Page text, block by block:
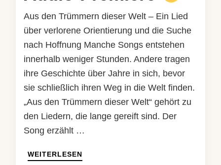
Aus den Trümmern dieser Welt – Ein Lied
über verlorene Orientierung und die Suche
nach Hoffnung Manche Songs entstehen
innerhalb weniger Stunden. Andere tragen
ihre Geschichte über Jahre in sich, bevor
sie schließlich ihren Weg in die Welt finden.
„Aus den Trümmern dieser Welt“ gehört zu
den Liedern, die lange gereift sind. Der
Song erzählt …
WEITERLESEN